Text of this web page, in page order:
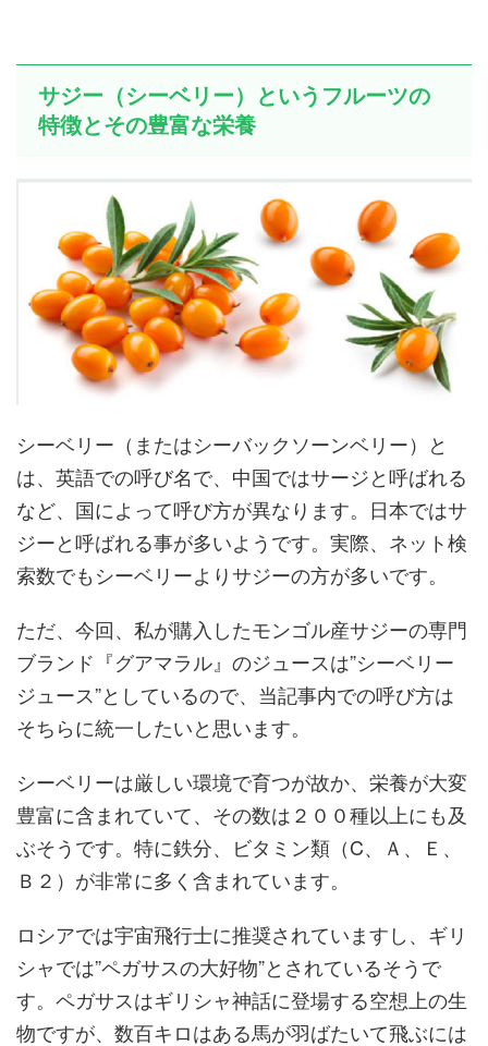
サジー（シーベリー）というフルーツの
特徴とその豊富な栄養
シーベリー（またはシーバックソーンベリー）と
は、英語での呼び名で、中国ではサージと呼ばれる
など、国によって呼び方が異なります。日本ではサ
ジーと呼ばれる事が多いようです。実際、ネット検
索数でもシーベリーよりサジーの方が多いです。
ただ、今回、私が購入したモンゴル産サジーの専門
ブランド『グアマラル』のジュースは”シーベリー
ジュース”としているので、当記事内での呼び方は
そちらに統一したいと思います。
シーベリーは厳しい環境で育つが故か、栄養が大変
豊富に含まれていて、その数は２００種以上にも及
ぶそうです。特に鉄分、ビタミン類（C、Ａ、Ｅ、
Ｂ２）が非常に多く含まれています。
ロシアでは宇宙飛行士に推奨されていますし、ギリ
シャでは”ペガサスの大好物”とされているそうで
す。ペガサスはギリシャ神話に登場する空想上の生
物ですが、数百キロはある馬が羽ばたいて飛ぶには